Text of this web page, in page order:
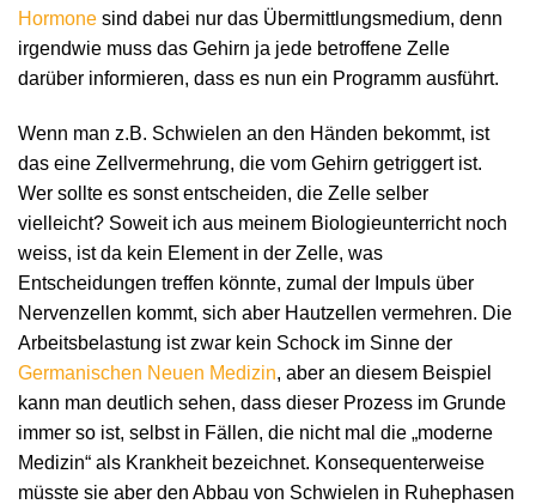
Hormone sind dabei nur das Übermittlungsmedium, denn
irgendwie muss das Gehirn ja jede betroffene Zelle
darüber informieren, dass es nun ein Programm ausführt.
Wenn man z.B. Schwielen an den Händen bekommt, ist
das eine Zellvermehrung, die vom Gehirn getriggert ist.
Wer sollte es sonst entscheiden, die Zelle selber
vielleicht? Soweit ich aus meinem Biologieunterricht noch
weiss, ist da kein Element in der Zelle, was
Entscheidungen treffen könnte, zumal der Impuls über
Nervenzellen kommt, sich aber Hautzellen vermehren. Die
Arbeitsbelastung ist zwar kein Schock im Sinne der
Germanischen Neuen Medizin, aber an diesem Beispiel
kann man deutlich sehen, dass dieser Prozess im Grunde
immer so ist, selbst in Fällen, die nicht mal die „moderne
Medizin“ als Krankheit bezeichnet. Konsequenterweise
müsste sie aber den Abbau von Schwielen in Ruhephasen